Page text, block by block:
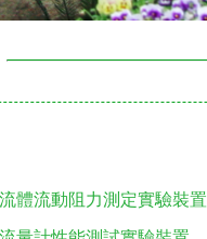
體流動阻力測定實驗裝置